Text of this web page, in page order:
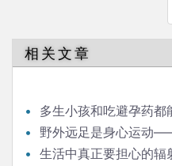
相关文章
多生小孩和吃避孕药都
野外远足是身心运动
发言生活中真正要担心的辐